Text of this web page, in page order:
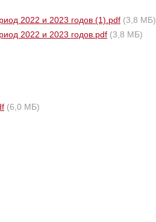
2022 и 2023 годов (1).pdf (3,8 МБ)
2022 и 2023 годов.pdf (3,8 МБ)
(6,0 МБ)